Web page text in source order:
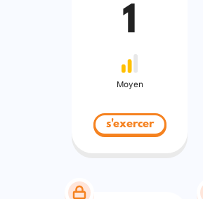
1
Moyen
s'exercer